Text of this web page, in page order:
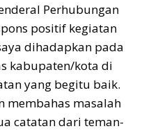
Perhubungan
positif kegiatan
dihadapkan pada
kabupaten/kota di
yang begitu baik.
membahas masalah
catatan dari teman-